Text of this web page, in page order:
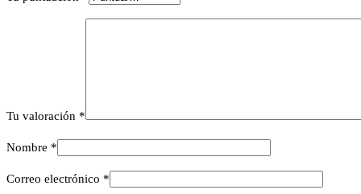
Tu valoración *
Nombre *
Correo electrónico *